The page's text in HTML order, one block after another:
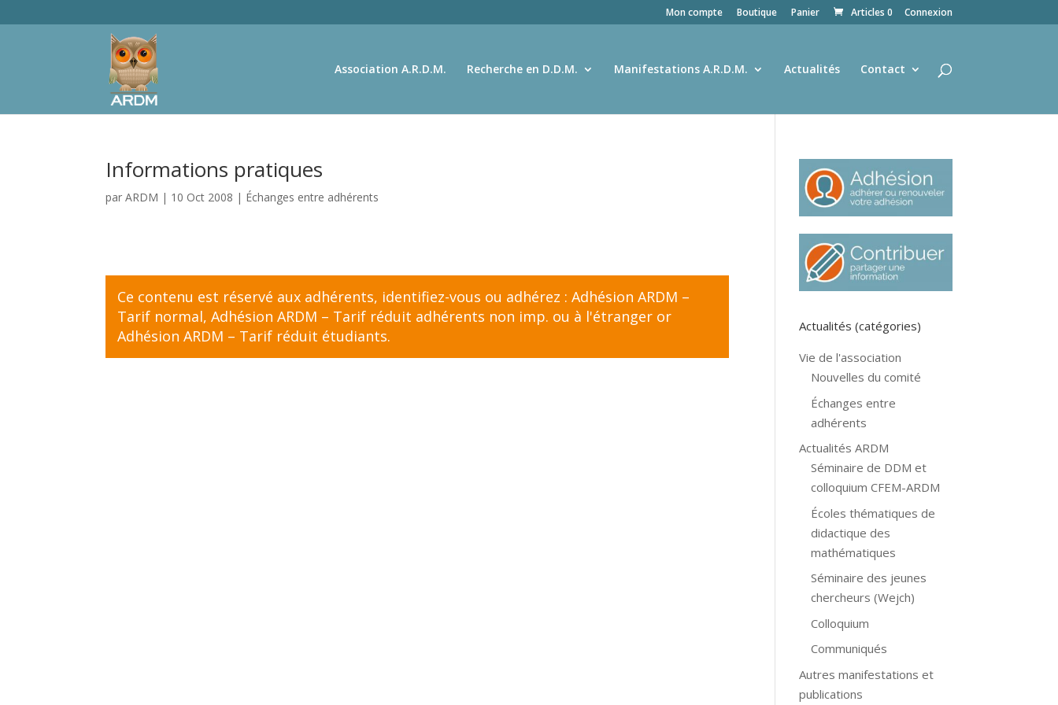
Connexion
Mon compte Boutique Panier Articles 0
Association A.R.D.M. Recherche en D.D.M. Manifestations A.R.D.M. Actualités Contact
Informations pratiques
parARDM | 10 Oct 2008 | Échanges entre adhérents
Ce contenu est réservé aux adhérents, identifiez-vous ou adhérez :Adhésion ARDM –
Tarif normal,Adhésion ARDM – Tarif réduit adhérents non imp. ou à l'étranger or
Adhésion ARDM – Tarif réduit étudiants.
Actualités (catégories)
Vie de l'association
Nouvelles du comité
Échanges entre
adhérents
Actualités ARDM
Séminaire de DDM et
colloquium CFEM-ARDM
Écoles thématiques de
didactique des
mathématiques
Séminaire des jeunes
chercheurs (Wejch)
Colloquium
Communiqués
Autres manifestations et
publications